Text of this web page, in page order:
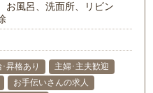
お風呂、洗面所、リビン
昇格あり
主婦･主夫歓迎
お手伝いさんの求人